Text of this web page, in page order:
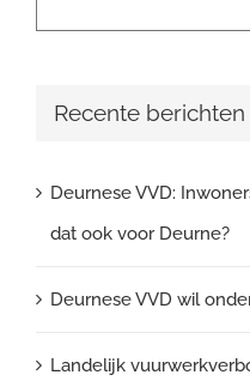
Recente berichten
Deurnese VVD:
dat ook voor Deurne?
Deurnese VVD wil
Landelijk